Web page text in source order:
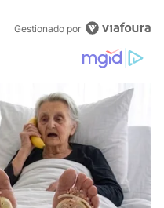
Gestionado por